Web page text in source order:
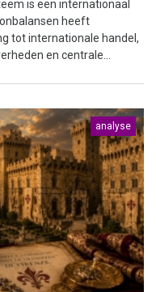
is een internationaal
heeft
tot internationale handel,
en centrale...
analyse